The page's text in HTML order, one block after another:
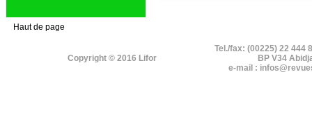
Haut de page
Copyright © 2016 Lifor
Tel./fax: (00225) 22 444
BP V34
e-mail :